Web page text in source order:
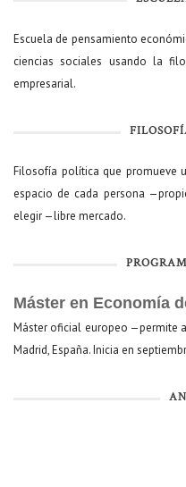
Escuela de pensamiento
ciencias sociales usando la
empresarial.
Filosofía política que promueve
espacio de cada persona
elegir —libre mercado.
Máster en Economía
Máster oficial europeo —permite
Madrid, España. Inicia en